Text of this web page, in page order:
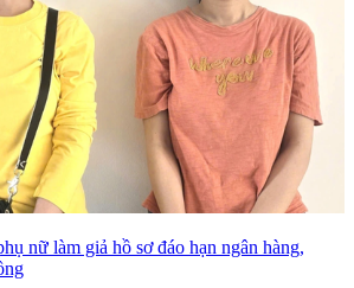
nữ làm giả hồ sơ đáo hạn ngân hàng,